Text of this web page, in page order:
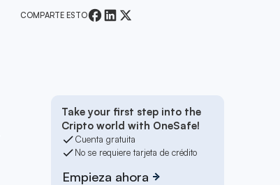
COMPARTE ESTO
Take your first step into the
Cripto world with OneSafe!
Cuenta gratuita
No se requiere tarjeta de crédito
Empieza ahora